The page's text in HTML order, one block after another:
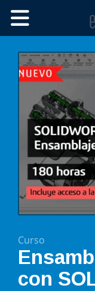
Cursos online
A medida
Recursos
Tienda
FAQs
Curso
con